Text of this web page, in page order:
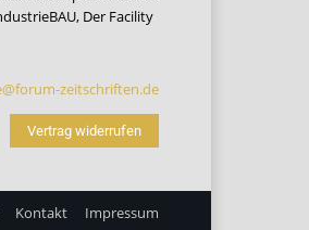
, Der Facility
zeitschriften.de
Vertrag widerrufen
Kontakt Impressum